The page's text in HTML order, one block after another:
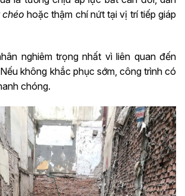
hoặc thậm chí nứt tại vị trí tiếp giáp
nghiêm trọng nhất vì liên quan đến
không khắc phục sớm, công trình có
chóng.